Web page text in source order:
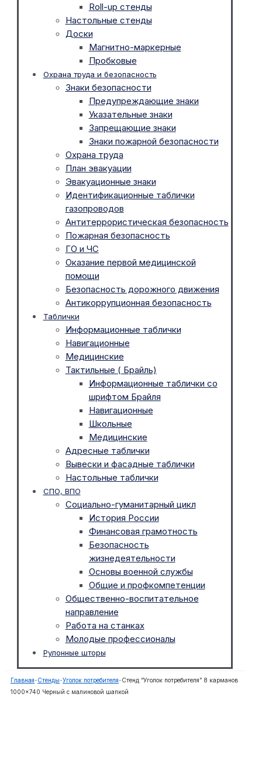
Roll-up стенды
Настольные стенды
Доски
Магнитно-маркерные
Пробковые
Охрана труда и безопасность
Знаки безопасности
Предупреждающие знаки
Указательные знаки
Запрещающие знаки
Знаки пожарной безопасности
Охрана труда
План эвакуации
Эвакуационные знаки
Идентификационные таблички
газопроводов
Антитеррористическая безопасность
Пожарная безопасность
ГО и ЧС
Оказание первой медицинской
помощи
Безопасность дорожного движения
Антикоррупционная безопасность
Таблички
Информационные таблички
Навигационные
Медицинские
Тактильные ( Брайль)
Информационные таблички со
шрифтом Брайля
Навигационные
Школьные
Медицинские
Адресные таблички
Вывески и фасадные таблички
Настольные таблички
СПО, ВПО
Социально-гуманитарный цикл
История России
Финансовая грамотность
Безопасность
жизнедеятельности
Основы военной службы
Общие и профкомпетенции
Общественно-воспитательное
направление
Работа на станках
Молодые профессионалы
Рулонные шторы
Главная-Стенды-Уголок потребителя-Стенд “Уголок потребителя” 8 карманов
1000×740 Черный с малиновой шапкой